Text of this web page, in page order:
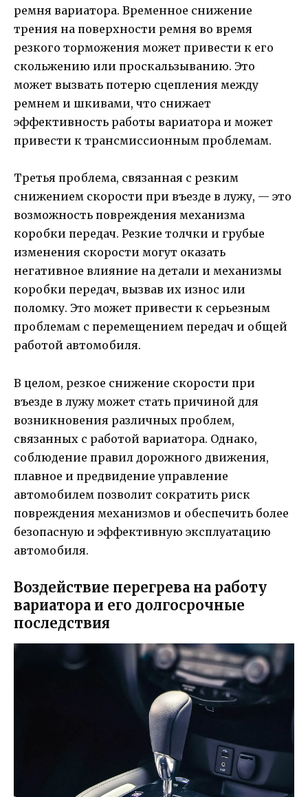
ремня вариатора. Временное снижение
трения на поверхности ремня во время
резкого торможения может привести к его
скольжению или проскальзыванию. Это
может вызвать потерю сцепления между
ремнем и шкивами, что снижает
эффективность работы вариатора и может
привести к трансмиссионным проблемам.
Третья проблема, связанная с резким
снижением скорости при въезде в лужу, — это
возможность повреждения механизма
коробки передач. Резкие толчки и грубые
изменения скорости могут оказать
негативное влияние на детали и механизмы
коробки передач, вызвав их износ или
поломку. Это может привести к серьезным
проблемам с перемещением передач и общей
работой автомобиля.
В целом, резкое снижение скорости при
въезде в лужу может стать причиной для
возникновения различных проблем,
связанных с работой вариатора. Однако,
соблюдение правил дорожного движения,
плавное и предвидение управление
автомобилем позволит сократить риск
повреждения механизмов и обеспечить более
безопасную и эффективную эксплуатацию
автомобиля.
Воздействие перегрева на работу
вариатора и его долгосрочные
последствия